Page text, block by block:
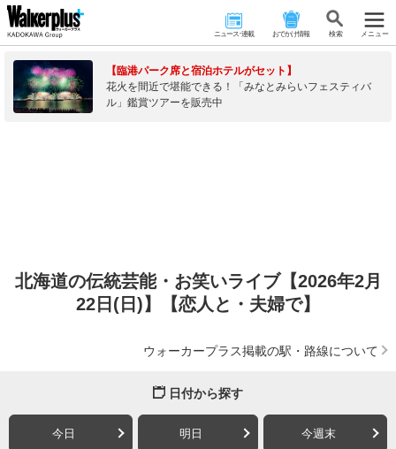
ニュース･連載 おでかけ情報 検 索 メニュー
【臨港パーク席と宿泊ホテルがセット】
花火を間近で堪能できる！「みなとみらいフェスティバ
ル」鑑賞ツアーを販売中
北海道の伝統芸能・お笑いライブ【2026年2月
22日(日)】【恋人と・夫婦で】
ウォーカープラス掲載の駅・路線について
日付から探す
今日 明日 今週末